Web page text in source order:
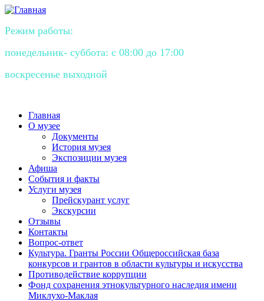
Режим работы:
понедельник- суббота: с 08:00 до 17:00
воскресенье выходной
Главная
О музее
Документы
История музея
Экспозиции музея
Афиша
События и факты
Услуги музея
Прейскурант услуг
Экскурсии
Отзывы
Контакты
Вопрос-ответ
Культура. Гранты России Общероссийская база
конкурсов и грантов в области культуры и искусства
Противодействие коррупции
Фонд сохранения этнокультурного наследия имени
Миклухо-Маклая